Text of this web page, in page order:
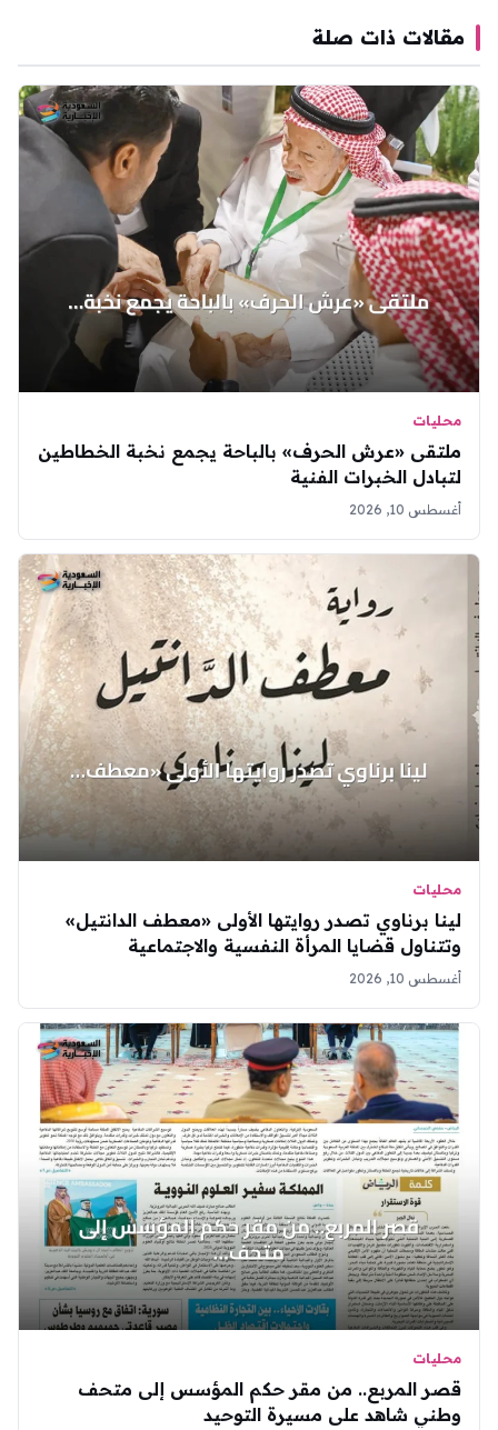
مقالات ذات صلة
محليات
ملتقى «عرش الحرف» بالباحة يجمع نخبة الخطاطين
لتبادل الخبرات الفنية
أغسطس 10, 2026
محليات
لينا برناوي تصدر روايتها الأولى «معطف الدانتيل»
وتتناول قضايا المرأة النفسية والاجتماعية
أغسطس 10, 2026
محليات
قصر المربع.. من مقر حكم المؤسس إلى متحف
وطني شاهد على مسيرة التوحيد